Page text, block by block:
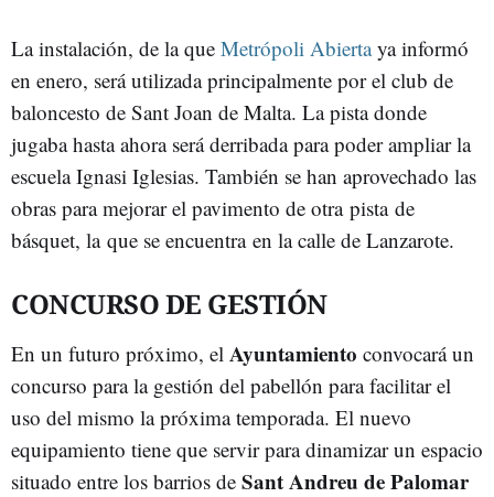
La instalación, de la que Metrópoli Abiertaya informó
en enero, será utilizada principalmente por el club de
baloncesto de Sant Joan de Malta. La pista donde
jugaba hasta ahora será derribada para poder ampliar la
escuela Ignasi Iglesias. También se han aprovechado las
obras para mejorar el pavimento de otra pista de
básquet, la que se encuentra en la calle de Lanzarote.
CONCURSO DE GESTIÓN
En un futuro próximo, el Ayuntamiento convocará un
concurso para la gestión del pabellón para facilitar el
uso del mismo la próxima temporada. El nuevo
equipamiento tiene que servir para dinamizar un espacio
situado entre los barrios de Sant Andreu de Palomar